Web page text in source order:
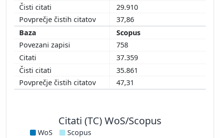
29.910
37,86
Scopus
758
37.359
35.861
47,31
Citati (TC) WoS/Scopus
WoS Scopus